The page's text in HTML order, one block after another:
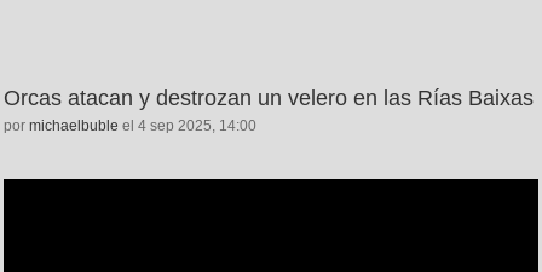
Orcas atacan y destrozan un velero en las Rías Baixas
por michaelbuble el 4 sep 2025, 14:00